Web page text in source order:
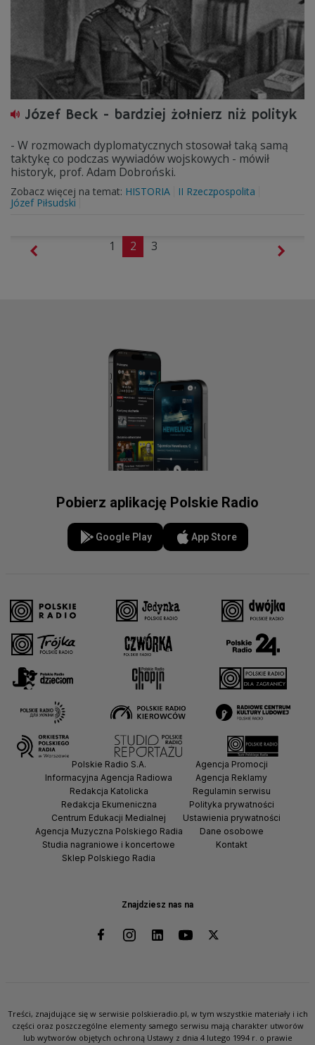
Józef Beck - bardziej żołnierz niż polityk
- W rozmowach dyplomatycznych stosował taką samą
taktykę co podczas wywiadów wojskowych - mówił
historyk, prof. Adam Dobroński.
Zobacz więcej na temat: HISTORIA
II Rzeczpospolita
Józef Piłsudski
1 2 3
Pobierz aplikację Polskie Radio
Google Play App Store
Znajdziesz nas na
Polskie Radio S.A.
Informacyjna Agencja Radiowa
Redakcja Katolicka
Redakcja Ekumeniczna
Centrum Edukacji Medialnej
Agencja Muzyczna Polskiego Radia
Studia nagraniowe i koncertowe
Sklep Polskiego Radia
Agencja Promocji
Agencja Reklamy
Regulamin serwisu
Polityka prywatności
Ustawienia prywatności
Dane osobowe
Kontakt
Treści, znajdujące się w serwisie polskieradio.pl, w tym wszystkie materiały i ich
części oraz poszczególne elementy samego serwisu mają charakter utworów
lub wytworów objętych ochroną Ustawy z dnia 4 lutego 1994 r. o prawie